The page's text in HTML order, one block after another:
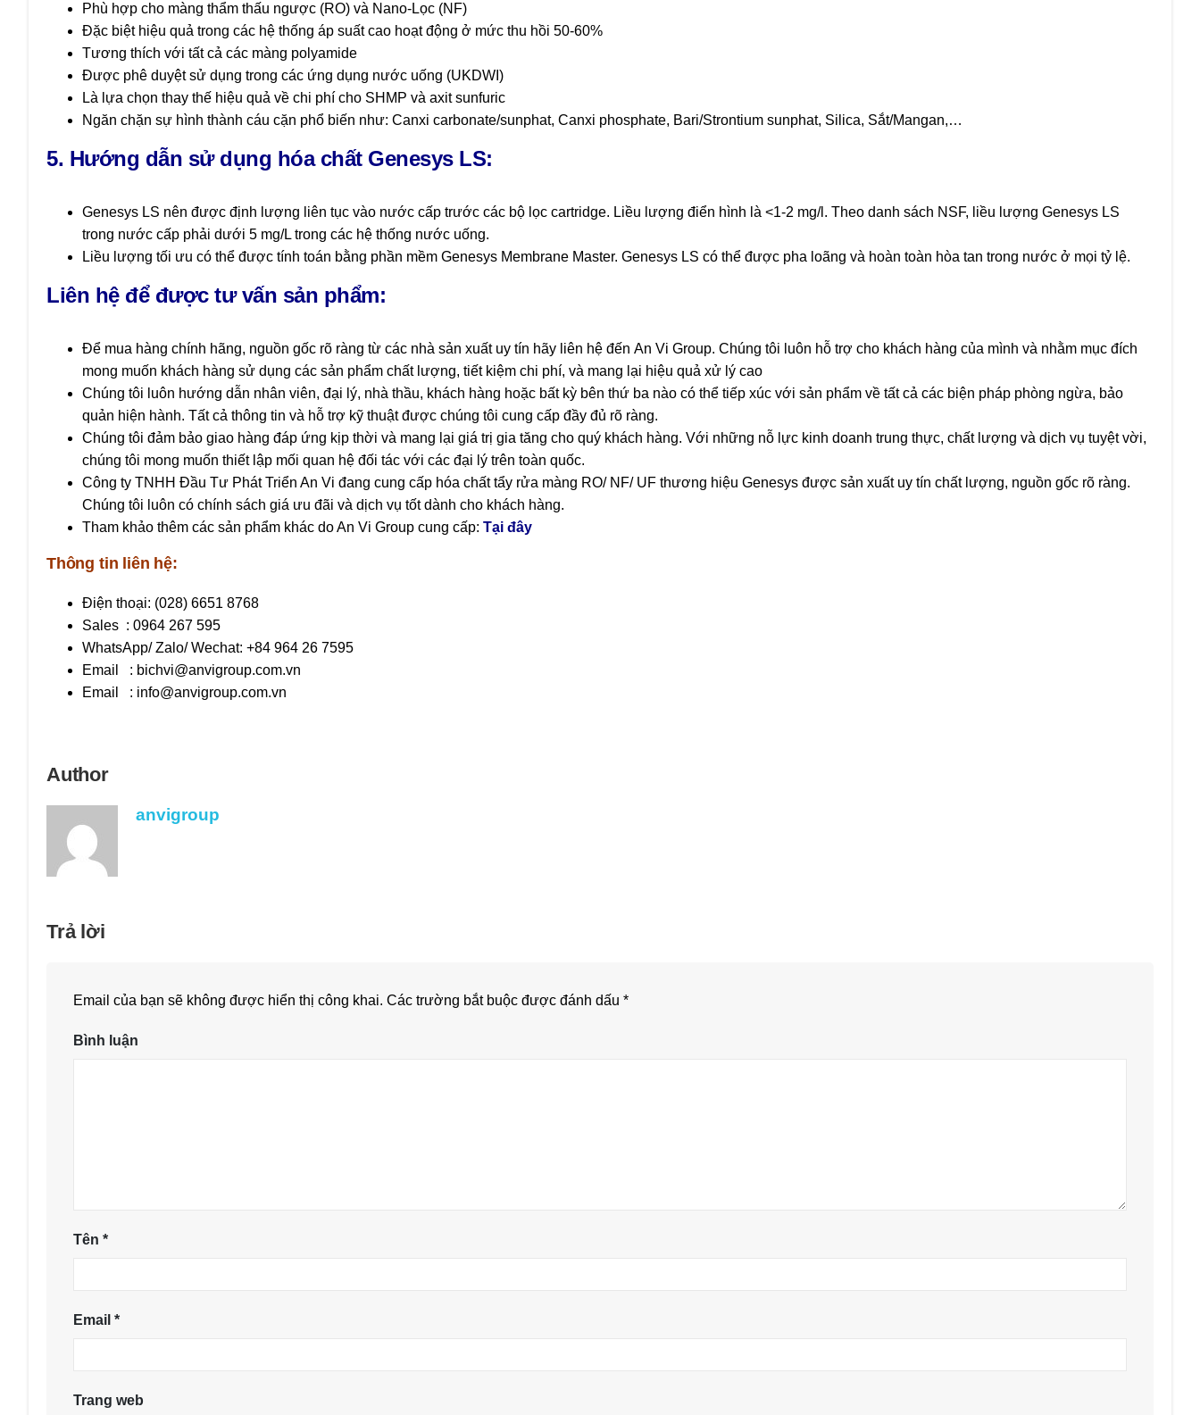
Phù hợp cho màng thẩm thấu ngược (RO) và Nano-Lọc (NF)
Đặc biệt hiệu quả trong các hệ thống áp suất cao hoạt động ở mức thu hồi 50-60%
Tương thích với tất cả các màng polyamide
Được phê duyệt sử dụng trong các ứng dụng nước uống (UKDWI)
Là lựa chọn thay thế hiệu quả về chi phí cho SHMP và axit sunfuric
Ngăn chặn sự hình thành cáu cặn phổ biến như: Canxi carbonate/sunphat, Canxi phosphate, Bari/Strontium sunphat, Silica, Sắt/Mangan,…
5. Hướng dẫn sử dụng hóa chất Genesys LS:
Genesys LS nên được định lượng liên tục vào nước cấp trước các bộ lọc cartridge. Liều lượng điển hình là <1-2 mg/l. Theo danh sách NSF, liều lượng Genesys LS
trong nước cấp phải dưới 5 mg/L trong các hệ thống nước uống.
Liều lượng tối ưu có thể được tính toán bằng phần mềm Genesys Membrane Master. Genesys LS có thể được pha loãng và hoàn toàn hòa tan trong nước ở mọi tỷ lệ.
Liên hệ để được tư vấn sản phẩm:
Để mua hàng chính hãng, nguồn gốc rõ ràng từ các nhà sản xuất uy tín hãy liên hệ đến An Vi Group. Chúng tôi luôn hỗ trợ cho khách hàng của mình và nhằm mục đích
mong muốn khách hàng sử dụng các sản phẩm chất lượng, tiết kiệm chi phí, và mang lại hiệu quả xử lý cao
Chúng tôi luôn hướng dẫn nhân viên, đại lý, nhà thầu, khách hàng hoặc bất kỳ bên thứ ba nào có thể tiếp xúc với sản phẩm về tất cả các biện pháp phòng ngừa, bảo
quản hiện hành. Tất cả thông tin và hỗ trợ kỹ thuật được chúng tôi cung cấp đầy đủ rõ ràng.
Chúng tôi đảm bảo giao hàng đáp ứng kịp thời và mang lại giá trị gia tăng cho quý khách hàng. Với những nỗ lực kinh doanh trung thực, chất lượng và dịch vụ tuyệt vời,
chúng tôi mong muốn thiết lập mối quan hệ đối tác với các đại lý trên toàn quốc.
Công ty TNHH Đầu Tư Phát Triển An Vi đang cung cấp hóa chất tẩy rửa màng RO/ NF/ UF thương hiệu Genesys được sản xuất uy tín chất lượng, nguồn gốc rõ ràng.
Chúng tôi luôn có chính sách giá ưu đãi và dịch vụ tốt dành cho khách hàng.
Tham khảo thêm các sản phẩm khác do An Vi Group cung cấp: Tại đây
Thông tin liên hệ:
Điện thoại: (028) 6651 8768
Sales : 0964 267 595
WhatsApp/ Zalo/ Wechat: +84 964 26 7595
Email : bichvi@anvigroup.com.vn
Email : info@anvigroup.com.vn
Author
anvigroup
Trả lời
Email của bạn sẽ không được hiển thị công khai. Các trường bắt buộc được đánh dấu *
Bình luận
Tên *
Email *
Trang web